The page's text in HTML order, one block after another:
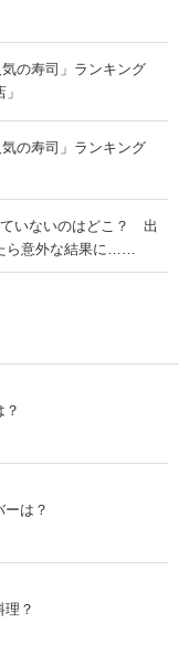
気の寿司」ランキング
気の寿司」ランキング
ていないのはどこ？ 出
ら意外な結果に……
？
は？
？